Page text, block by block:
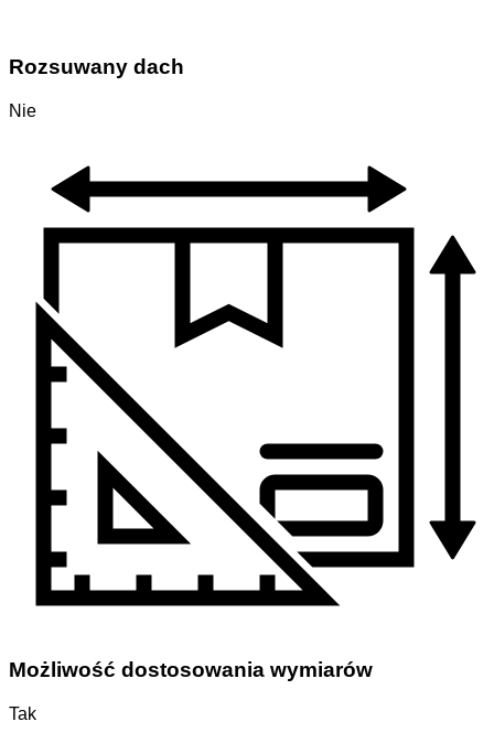
Rozsuwany dach
Nie
Możliwość dostosowania wymiarów
Tak